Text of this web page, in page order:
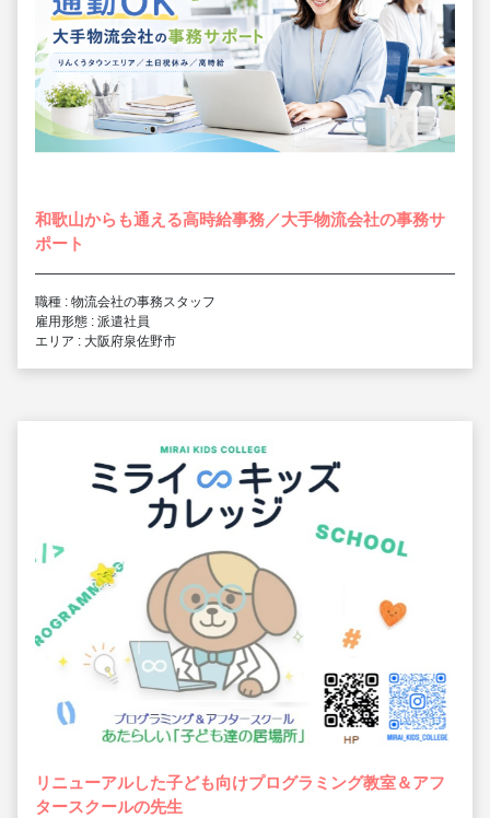
和歌山からも通える高時給事務／大手物流会社の事務サ
ポート
職種 : 物流会社の事務スタッフ
雇用形態 : 派遣社員
エリア : 大阪府泉佐野市
リニューアルした子ども向けプログラミング教室＆アフ
タースクールの先生